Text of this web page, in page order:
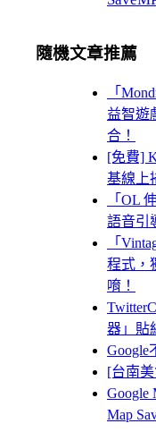
隨機文章推薦
「
益智遊
合！
[免費]
基線上
「OL
語音引
「
程式，
唷！
器」貼
Google
[台南
Google
Map